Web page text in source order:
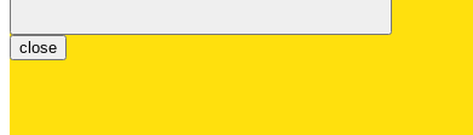
close